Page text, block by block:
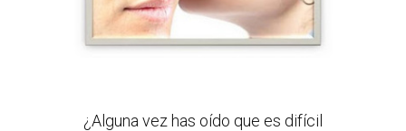
¿Alguna vez has oído que es difícil